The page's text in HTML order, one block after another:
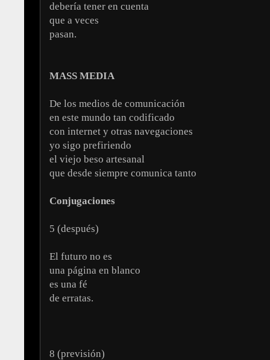
debería tener en cuenta
que a veces
pasan.
MASS MEDIA
De los medios de comunicación
en este mundo tan codificado
con internet y otras navegaciones
yo sigo prefiriendo
el viejo beso artesanal
que desde siempre comunica tanto
Conjugaciones
5 (después)
El futuro no es
una página en blanco
es una fé
de erratas.
8 (previsión)